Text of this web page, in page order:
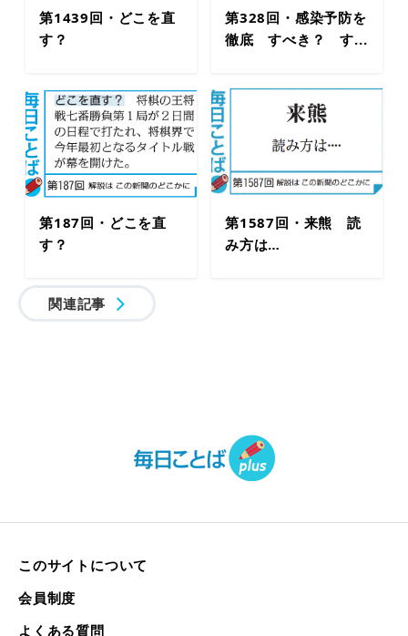
第1439回・どこを直
す？
第328回・感染予防を
徹底 すべき？ す...
第187回・どこを直
す？
第1587回・来熊 読
み方は…
関連記事
このサイトについて
会員制度
よくある質問